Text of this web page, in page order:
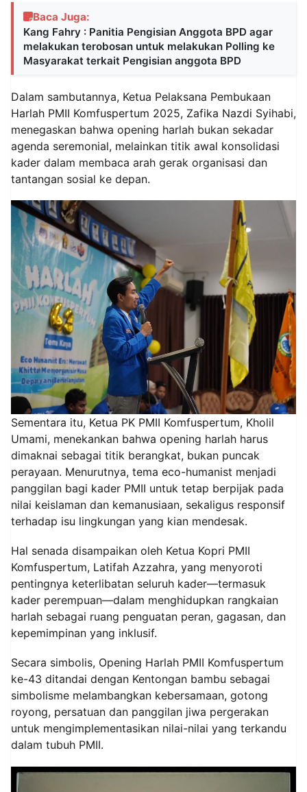
Baca Juga:
Kang Fahry : Panitia Pengisian Anggota BPD agar
melakukan terobosan untuk melakukan Polling ke
Masyarakat terkait Pengisian anggota BPD
Dalam sambutannya, Ketua Pelaksana Pembukaan
Harlah PMII Komfuspertum 2025, Zafika Nazdi Syihabi,
menegaskan bahwa opening harlah bukan sekadar
agenda seremonial, melainkan titik awal konsolidasi
kader dalam membaca arah gerak organisasi dan
tantangan sosial ke depan.
Sementara itu, Ketua PK PMII Komfuspertum, Kholil
Umami, menekankan bahwa opening harlah harus
dimaknai sebagai titik berangkat, bukan puncak
perayaan. Menurutnya, tema eco-humanist menjadi
panggilan bagi kader PMII untuk tetap berpijak pada
nilai keislaman dan kemanusiaan, sekaligus responsif
terhadap isu lingkungan yang kian mendesak.
Hal senada disampaikan oleh Ketua Kopri PMII
Komfuspertum, Latifah Azzahra, yang menyoroti
pentingnya keterlibatan seluruh kader—termasuk
kader perempuan—dalam menghidupkan rangkaian
harlah sebagai ruang penguatan peran, gagasan, dan
kepemimpinan yang inklusif.
Secara simbolis, Opening Harlah PMII Komfuspertum
ke-43 ditandai dengan Kentongan bambu sebagai
simbolisme melambangkan kebersamaan, gotong
royong, persatuan dan panggilan jiwa pergerakan
untuk mengimplementasikan nilai-nilai yang terkandu
dalam tubuh PMII.